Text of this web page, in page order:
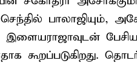
பாலாஜியும்,
இளையராஜாவுடன்
கூறப்படுகிறது.